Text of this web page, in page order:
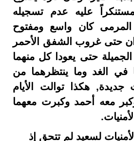
عليه عدم تسجيله
كان واسع ومفتوح
حتى غروب الشفق الأحمر
حتى يعودا كل منهما
في الغد وما ينتظرهما من
هكذا توالت الأيام
معه أحمد وكبرت معهما
لسعيد لم تتحق إذ